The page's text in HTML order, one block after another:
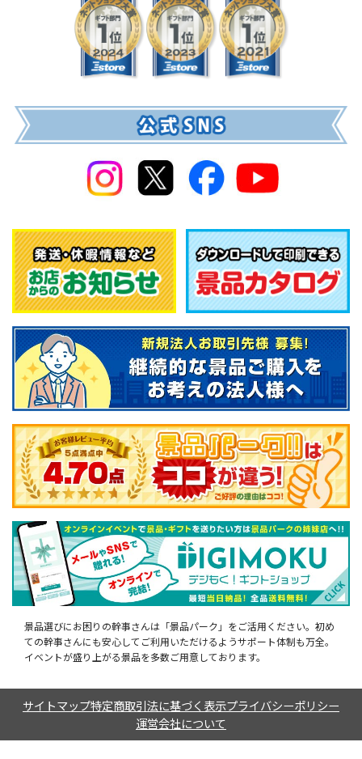
景品選びにお困りの幹事さんは「景品パーク」をご活用ください。初め
ての幹事さんにも安心してご利用いただけるようサポート体制も万全。
イベントが盛り上がる景品を多数ご用意しております。
サイトマップ特定商取引法に基づく表示プライバシーポリシー
運営会社について